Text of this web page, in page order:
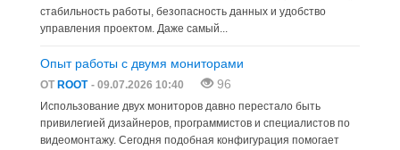
стабильность работы, безопасность данных и удобство
управления проектом. Даже самый...
Опыт работы с двумя мониторами
ОТ ROOT - 09.07.2026 10:40 96
Использование двух мониторов давно перестало быть
привилегией дизайнеров, программистов и специалистов по
видеомонтажу. Сегодня подобная конфигурация помогает